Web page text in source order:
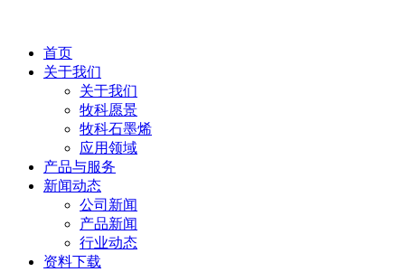
首页
关于我们
关于我们
牧科愿景
牧科石墨烯
应用领域
产品与服务
新闻动态
公司新闻
产品新闻
行业动态
资料下载